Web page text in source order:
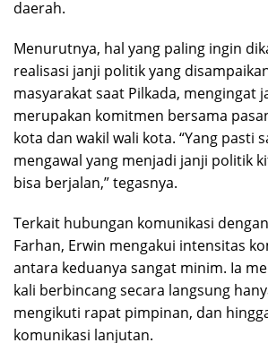
daerah.
Menurutnya, hal yang paling ingin
realisasi janji politik yang
masyarakat saat Pilkada, mengingat
merupakan komitmen bersama
kota dan wakil wali kota. “Yang pasti
mengawal yang menjadi janji politik
bisa berjalan,” tegasnya.
Terkait hubungan komunikasi
Farhan, Erwin mengakui intensitas
antara keduanya sangat minim. Ia
kali berbincang secara langsung
mengikuti rapat pimpinan, dan
komunikasi lanjutan.